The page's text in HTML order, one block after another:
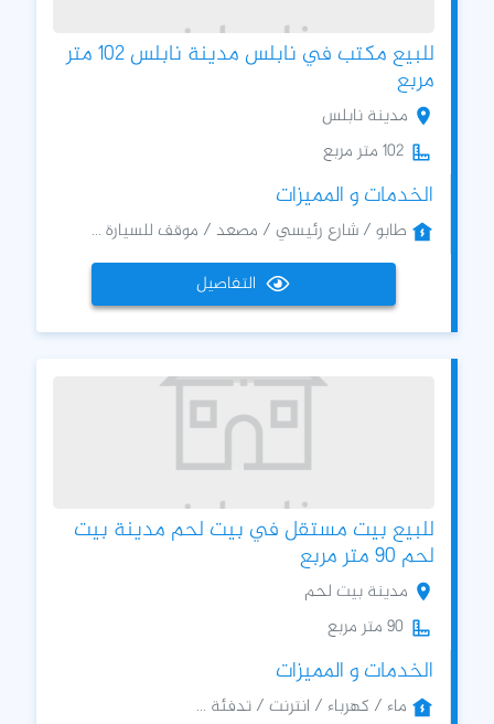
للبيع مكتب في نابلس مدينة نابلس 102 متر
مربع
مدينة نابلس
102 متر مربع
الخدمات و المميزات
طابو / شارع رئيسي / مصعد / موقف للسيارة ...
التفاصيل
للبيع بيت مستقل في بيت لحم مدينة بيت
لحم 90 متر مربع
مدينة بيت لحم
90 متر مربع
الخدمات و المميزات
ماء / كهرباء / انترنت / تدفئة ...